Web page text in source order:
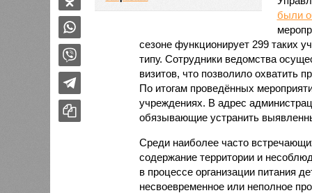
были
сезоне функционирует 299 таких
типу. Сотрудники ведомства
визитов, что позволило охватить
По итогам проведённых
учреждениях. В адрес
обязывающие устранить
Среди наиболее часто
содержание территории и
в процессе организации питания
несвоевременное или неполное